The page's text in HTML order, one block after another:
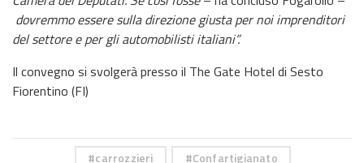
dovremmo essere sulla direzione giusta per noi imprenditori
del settore e per gli automobilisti italiani”.
Il convegno si svolgerà presso il The Gate Hotel di Sesto
Fiorentino (FI)
carrozzieri Confartigianato